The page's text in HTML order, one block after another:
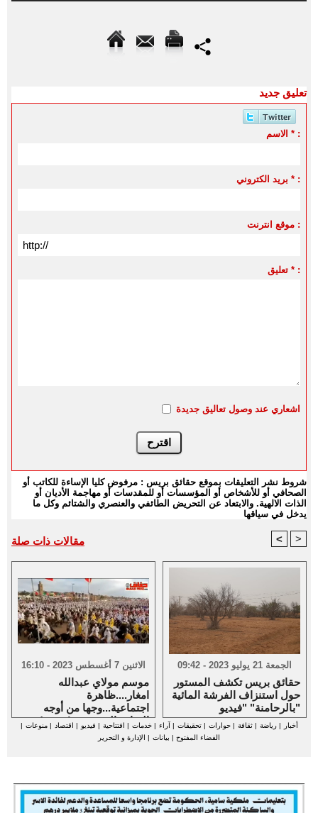
تعليق جديد
الاسم * :
بريد الكتروني * :
موقع انترنت :
تعليق * :
اشعاري عند وصول تعاليق جديدة
شروط نشر التعليقات بموقع حقائق بريس : مرفوض كليا الإساءة للكاتب أو
الصحافي أو للأشخاص أو المؤسسات أو للمقدسات أو مهاجمة الأديان أو
الذات الالهية. والابتعاد عن التحريض الطائفي والعنصري والشتائم وكل ما
يدخل في سياقها
مقالات ذات صلة < >
الاثنين 7 أغسطس 2023 - 16:10
موسم مولاي عبدالله
امغار....ظاهرة
اجتماعية...وجها من أوجه
الثقافة الشعبية... (فيديو )
الجمعة 21 يوليو 2023 - 09:42
حقائق بريس تكشف المستور
حول استنزاف الفرشة المائية
بالرحامنة" "فيديو"
أخبار |رياضة |ثقافة |حوارات |تحقيقات | آراء |خدمات | افتتاحية | فيديو | اقتصاد |منوعات |
الفضاء المفتوح | بيانات | الإدارة و التحرير